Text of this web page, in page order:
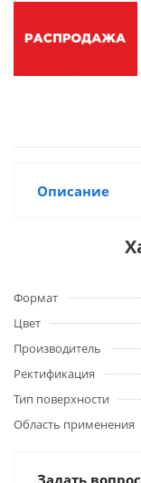
Описание
Формат
Цвет
Производитель
Ректификация
Тип поверхности
Область применения
Задать вопрос